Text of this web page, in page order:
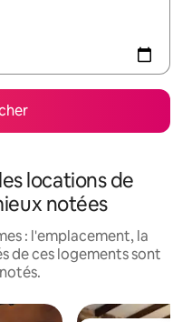
locations de
notées
: l'emplacement, la
de ces logements sont